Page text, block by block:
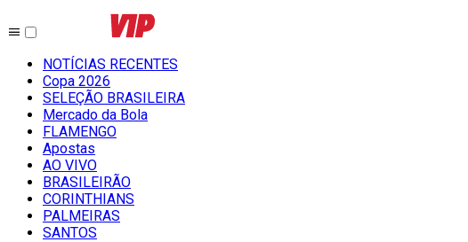
NOTÍCIAS RECENTES
Copa 2026
SELEÇÃO BRASILEIRA
Mercado da Bola
FLAMENGO
Apostas
AO VIVO
BRASILEIRÃO
CORINTHIANS
PALMEIRAS
SANTOS